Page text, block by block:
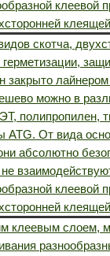
клеевой
скотча,
закрыто
можно в
От вида
абсолютно
клеевой
клеевым слоем,